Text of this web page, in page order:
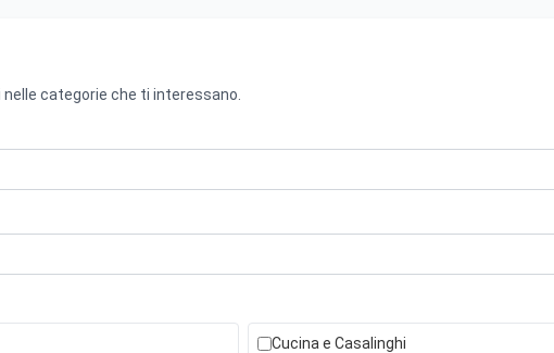
categorie che ti interessano.
Cucina e Casalinghi